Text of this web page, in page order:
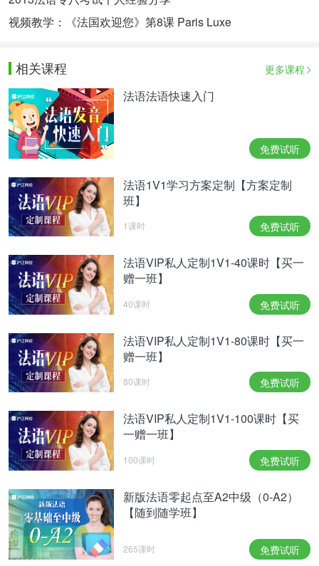
视频教学：《法国欢迎您》第8课 Paris Luxe
相关课程 更多课程
法语法语快速入门
免费试听
法语1V1学习方案定制【方案定制
班】
1课时 免费试听
法语VIP私人定制1V1-40课时【买一
赠一班】
40课时 免费试听
法语VIP私人定制1V1-80课时【买一
赠一班】
80课时 免费试听
法语VIP私人定制1V1-100课时【买
一赠一班】
100课时 免费试听
新版法语零起点至A2中级（0-A2）
【随到随学班】
265课时 免费试听